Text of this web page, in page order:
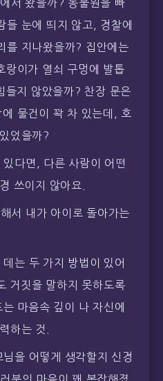
서 왔을까? 동물원을 빠
들 눈에 띄지 않고, 경찰에
를 지나왔을까? 집안에는
랑이가 열쇠 구멍에 발톱
들지 않았을까? 찬장 문은
물건이 꽉 차 있는데, 호
었을까?
다면, 다른 사람이 어떤
쓰이지 않아요.
서 내가 아이로 돌아가는
는 두 가지 방법이 있어
거짓을 말하지 못하도록
마음속 깊이 나 자신에
하는 것.
을 어떻게 생각할지 신경